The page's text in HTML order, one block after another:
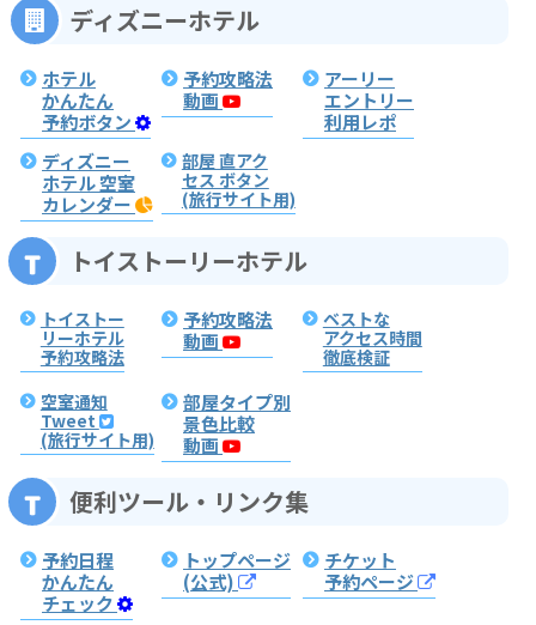
ディズニーホテル
ホテル
かんたん
予約ボタン
予約攻略法
動画
アーリー
エントリー
利用レポ
ディズニー
ホテル 空室
カレンダー
部屋 直アク
セス ボタン
(旅行サイト用)
トイストーリーホテル
トイストー
リーホテル
予約攻略法
予約攻略法
動画
ベストな
アクセス時間
徹底検証
空室通知
Tweet
(旅行サイト用)
部屋タイプ別
景色比較
動画
便利ツール・リンク集
予約日程
かんたん
チェック
トップページ
(公式)
チケット
予約ページ